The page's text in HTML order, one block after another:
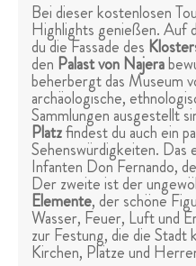
Bei dieser kostenlosen
Highlights genießen. Auf
du die Fassade des
den Palast von Najera
beherbergt das Museum
archäologische,
Sammlungen ausgestellt
Platzfindest du auch ein
Sehenswürdigkeiten. Das
Infanten Don Fernando,
Der zweite ist der
Elemente, der schöne
Wasser, Feuer, Luft und
zur Festung, die die
Kirchen, Plätze und